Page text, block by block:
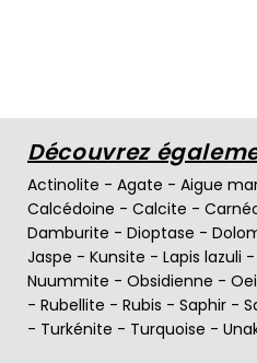
Découvrez
Actinolite - Agate - Aigue
Calcédoine - Calcite -
Damburite - Dioptase -
Jaspe - Kunsite - Lapis lazuli -
Nuummite - Obsidienne -
- Rubellite - Rubis - Saphir -
- Turkénite - Turquoise -